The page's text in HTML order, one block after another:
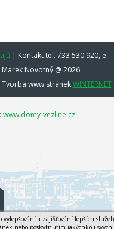
| Kontakt tel. 733 530 920, e-
Marek Novotný @ 2026
Tvorba www stránekWINTERNET
www.domy-vezline.cz ,
vylepšování a zajišťování lepších služeb
nebo poskytnutím jakýchkoli svých